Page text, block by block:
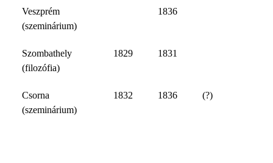
Veszprém
(szeminárium)
1836
Szombathely
(filozófia)
1829 1831
Csorna
(szeminárium)
1832 1836 (?)